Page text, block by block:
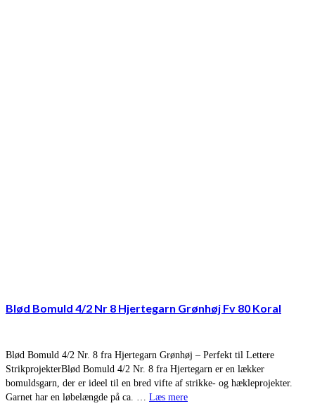
Blød Bomuld 4/2 Nr 8 Hjertegarn Grønhøj Fv 80 Koral
Blød Bomuld 4/2 Nr. 8 fra Hjertegarn Grønhøj – Perfekt til Lettere
StrikprojekterBlød Bomuld 4/2 Nr. 8 fra Hjertegarn er en lækker
bomuldsgarn, der er ideel til en bred vifte af strikke- og hækleprojekter.
Garnet har en løbelængde på ca. … Læs mere